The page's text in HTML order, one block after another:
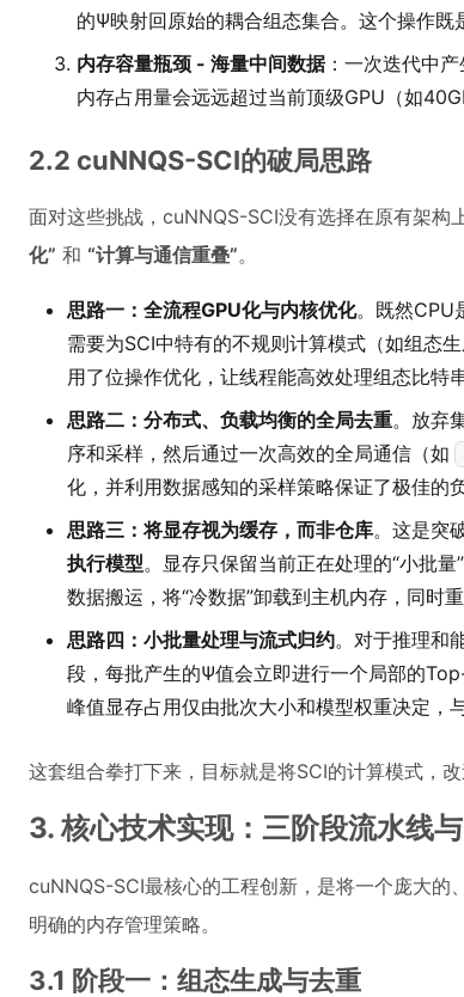
的Ψ映射回原始的耦合组态集合。这个操作既
内存容量瓶颈 - 海量中间数据：一次迭代中
内存占用量会远远超过当前顶级GPU（如
2.2 cuNNQS-SCI的破局思路
面对这些挑战，cuNNQS-SCI没有选择在原有架构
化” 和 “计算与通信重叠”。
思路一：全流程GPU化与内核优化。既然CPU
需要为SCI中特有的不规则计算模式（如组态
用了位操作优化，让线程能高效处理组态比特
思路二：分布式、负载均衡的全局去重。放弃
序和采样，然后通过一次高效的全局通信（如
化，并利用数据感知的采样策略保证了极佳的
思路三：将显存视为缓存，而非仓库。这是突
执行模型。显存只保留当前正在处理的“小批
数据搬运，将“冷数据”卸载到主机内存，同时
思路四：小批量处理与流式归约。对于推理和
段，每批产生的Ψ值会立即进行一个局部的
峰值显存占用仅由批次大小和模型权重决定，
这套组合拳打下来，目标就是将SCI的计算模式，
3. 核心技术实现：三阶段流水线
cuNNQS-SCI最核心的工程创新，是将一个庞大的
明确的内存管理策略。
3.1 阶段一：组态生成与去重